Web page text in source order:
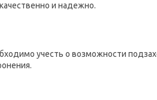
и надежно.
учесть о возможности